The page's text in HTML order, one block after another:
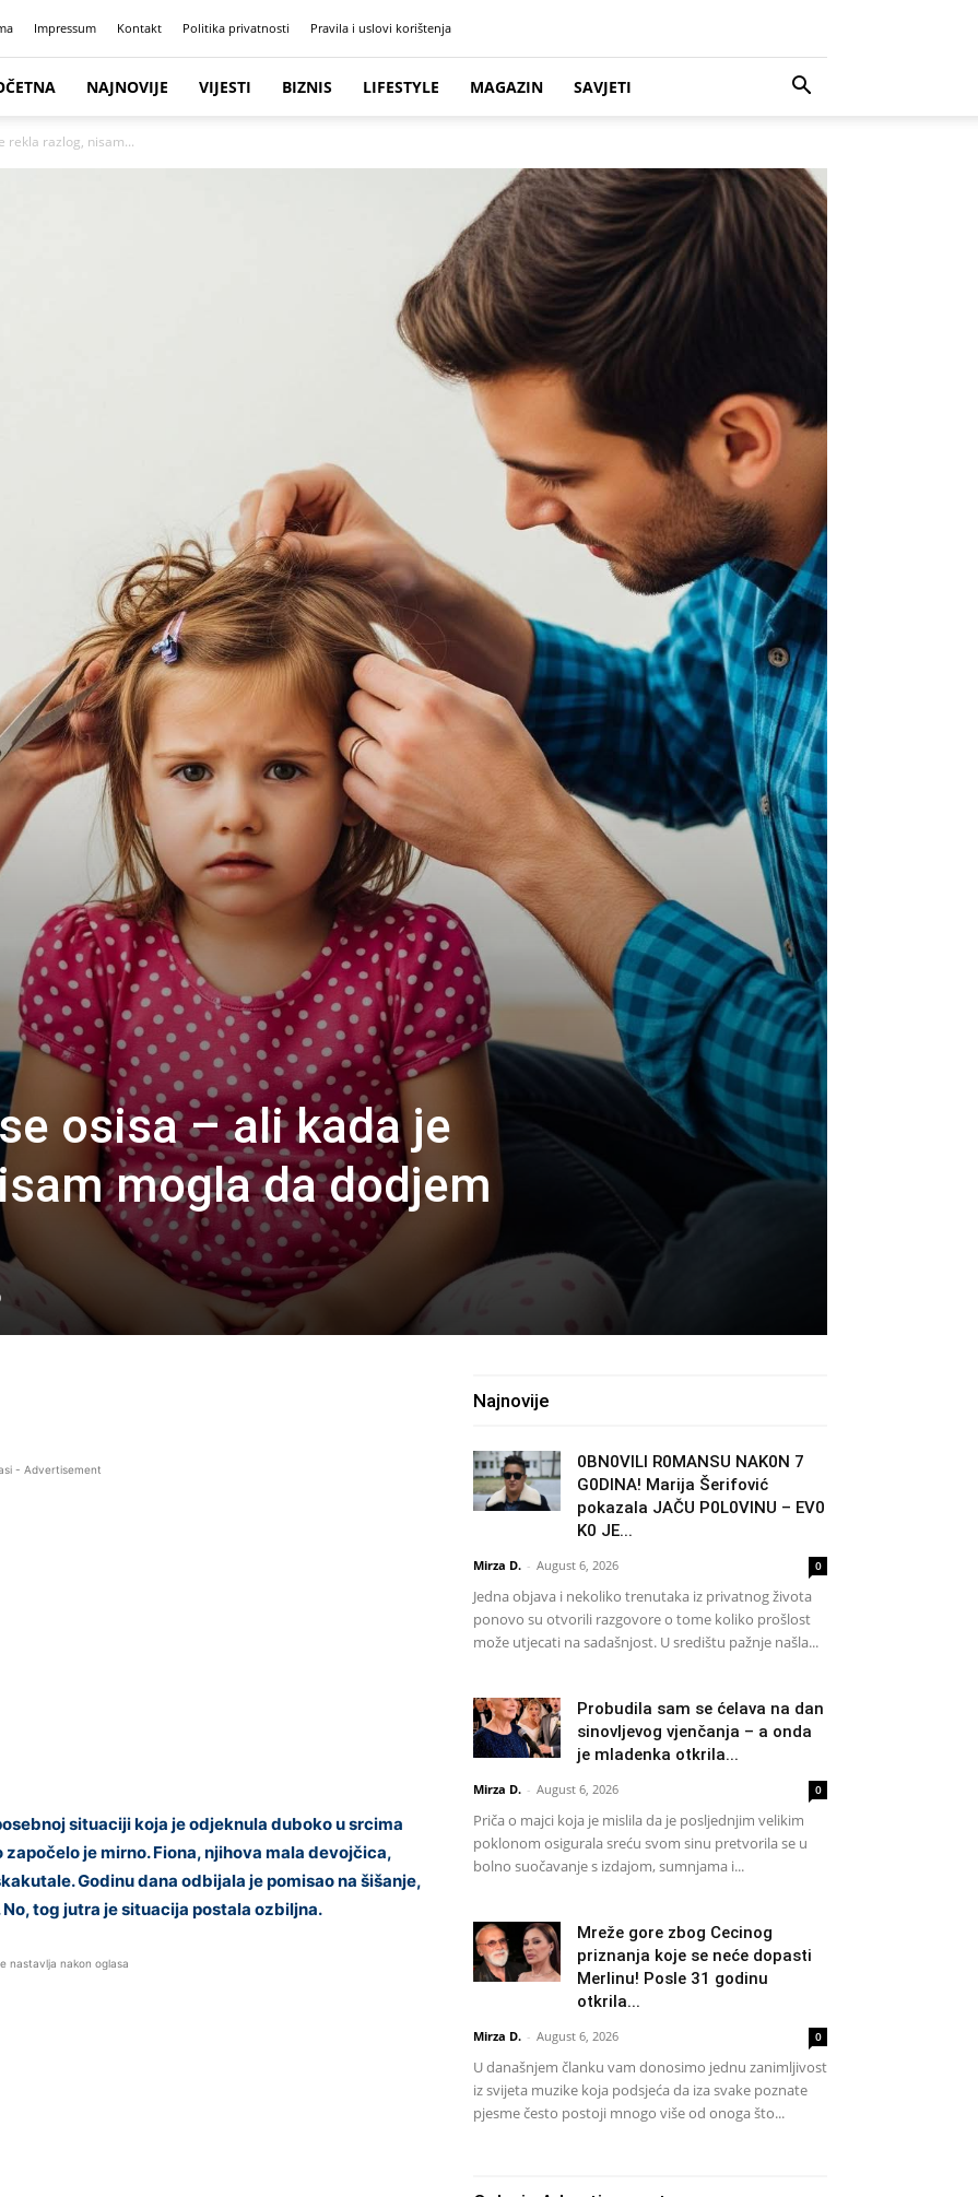
Impressum Kontakt Politika privatnosti Pravila i uslovi korištenja
NAJNOVIJE VIJESTI BIZNIS LIFESTYLE MAGAZIN SAVJETI
rekla razlog, nisam...
osisa – ali kada je
mogla da dodjem
- Advertisement
situaciji koja je odjeknula duboko u srcima
je mirno. Fiona, njihova mala devojčica,
Godinu dana odbijala je pomisao na šišanje,
tog jutra je situacija postala ozbiljna.
nastavlja nakon oglasa
Najnovije
0BN0VlLl R0MANSU NAK0N 7
G0DlNA! Marija Šerifović
pokazala JAČU P0L0VINU – EV0
K0 JE...
Mirza D. - August 6, 2026 0
Jedna objava i nekoliko trenutaka iz privatnog života
ponovo su otvorili razgovore o tome koliko prošlost
može utjecati na sadašnjost. U središtu pažnje našla...
Probudila sam se ćelava na dan
sinovljevog vjenčanja – a onda
je mladenka otkrila...
Mirza D. - August 6, 2026 0
Priča o majci koja je mislila da je posljednjim velikim
poklonom osigurala sreću svom sinu pretvorila se u
bolno suočavanje s izdajom, sumnjama i...
Mreže gore zbog Cecinog
priznanja koje se neće dopasti
Merlinu! Posle 31 godinu
otkrila...
Mirza D. - August 6, 2026 0
U današnjem članku vam donosimo jednu zanimljivost
iz svijeta muzike koja podsjeća da iza svake poznate
pjesme često postoji mnogo više od onoga što...